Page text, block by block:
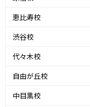
恵比寿校
渋谷校
代々木校
自由が丘校
中目黒校